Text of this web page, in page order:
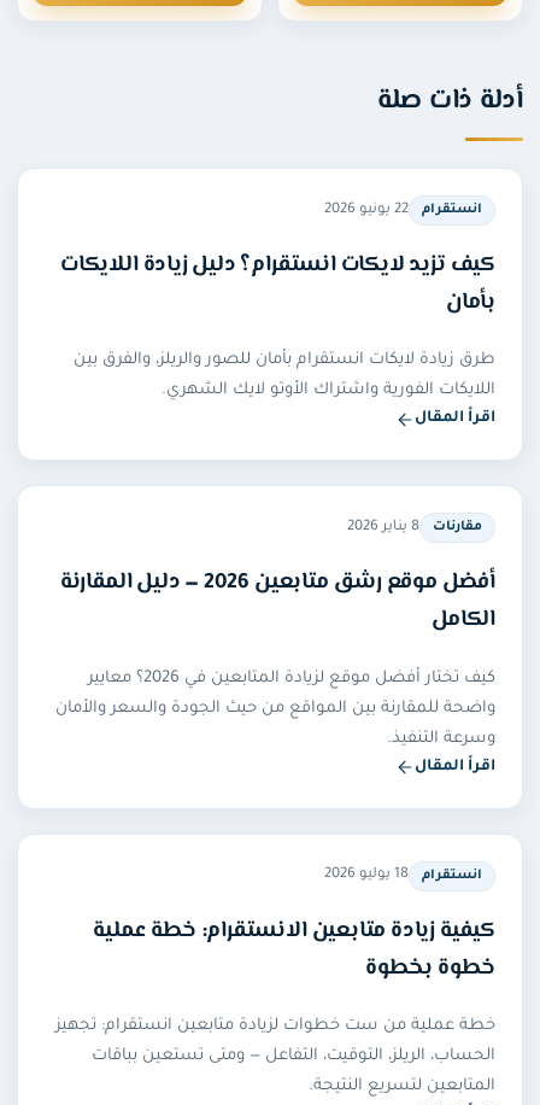
ذات صلة
انستقرام 22 يونيو 2026
كيف تزيد لايكات انستقرام؟ دليل زيادة اللايكات
بأمان
طرق زيادة لايكات انستقرام بأمان للصور والريلز، والفرق بين
اللايكات الفورية واشتراك الأوتو لايك الشهري.
اقرأ المقال
مقارنات 8 يناير 2026
أفضل موقع رشق متابعين 2026 — دليل المقارنة
الكامل
كيف تختار أفضل موقع لزيادة المتابعين في 2026؟ معايير
واضحة للمقارنة بين المواقع من حيث الجودة والسعر والأمان
وسرعة التنفيذ.
اقرأ المقال
انستقرام 18 يوليو 2026
كيفية زيادة متابعين الانستقرام: خطة عملية
خطوة بخطوة
خطة عملية من ست خطوات لزيادة متابعين انستقرام: تجهيز
الحساب، الريلز، التوقيت، التفاعل — ومتى تستعين بباقات
المتابعين لتسريع النتيجة.